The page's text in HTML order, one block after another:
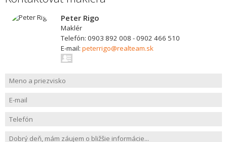
Peter Rigo
Maklér
Telefón: 0903 892 008 - 0902 466 510
E-mail: peterrigo@realteam.sk